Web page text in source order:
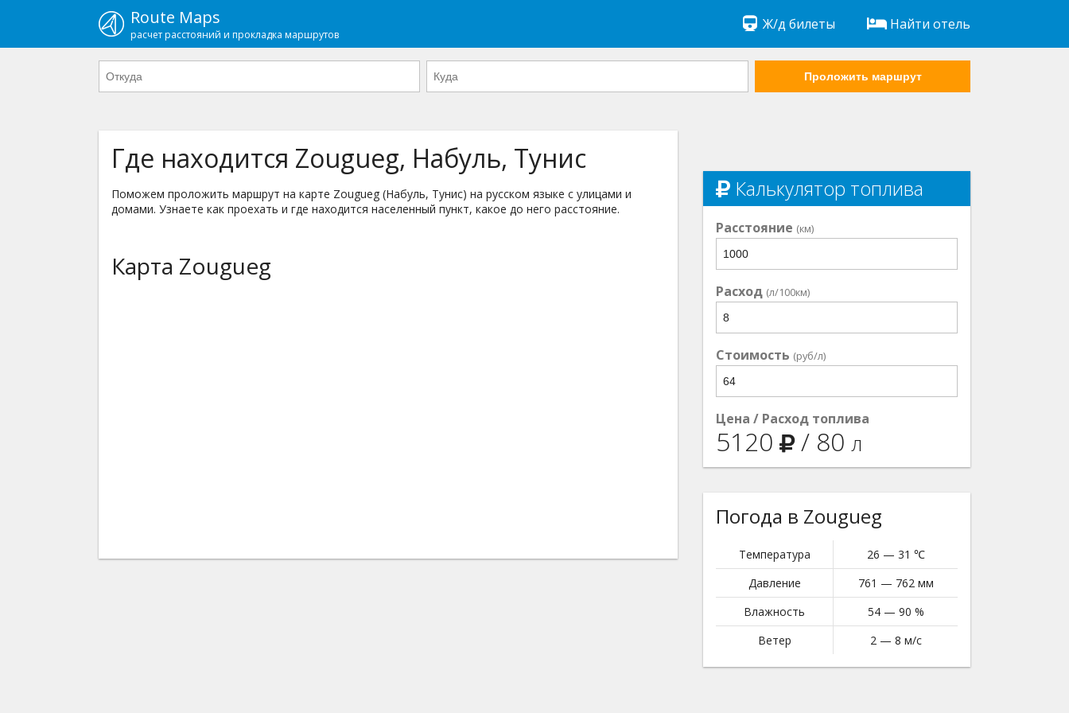
Route Maps
расчет расстояний и прокладка маршрутов
Ж/д билеты Найти отель
Проложить маршрут
Где находится Zougueg, Набуль, Тунис
Поможем проложить маршрут на карте Zougueg (Набуль, Тунис) на русском языке с улицами и
домами. Узнаете как проехать и где находится населенный пункт, какое до него расстояние.
Карта Zougueg
Калькулятор топлива
Расстояние (км)
Расход (л/100км)
Стоимость (руб/л)
Цена / Расход топлива
5120 / 80 л
Погода в Zougueg
Температура
26 — 31 ℃
Давление
761 — 762 мм
Влажность
54 — 90 %
Ветер
2 — 8 м/с